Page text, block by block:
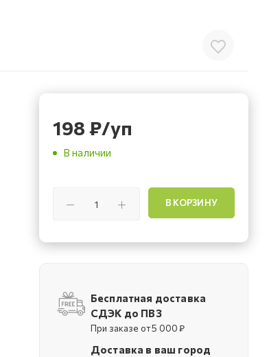
198 ₽/уп
В наличии
В КОРЗИНУ
Бесплатная доставка
СДЭК до ПВЗ
При заказе от 5 000 ₽
Доставка в ваш город